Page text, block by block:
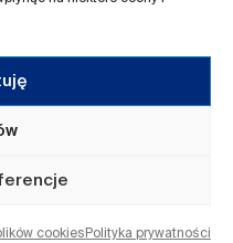
cookies Polityka prywatności
Rejestr ostatnich zmian
Polityka prywatności